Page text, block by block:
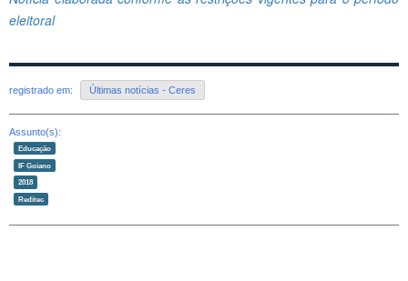
eleitoral
registrado em: Últimas notícias - Ceres
Assunto(s):
Educação
IF Goiano
2018
Reditec